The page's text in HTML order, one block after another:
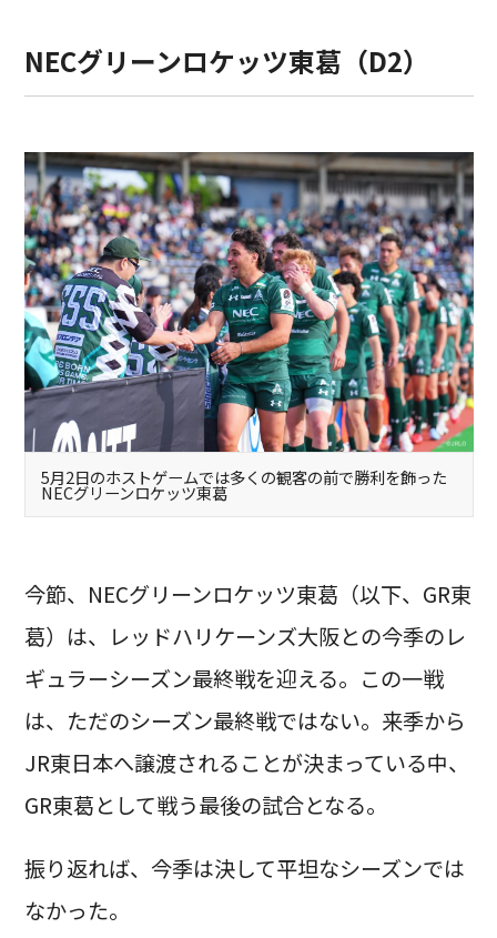
NECグリーンロケッツ東葛（D2）
5月2日のホストゲームでは多くの観客の前で勝利を飾った
NECグリーンロケッツ東葛
今節、NECグリーンロケッツ東葛（以下、GR東
葛）は、レッドハリケーンズ大阪との今季のレ
ギュラーシーズン最終戦を迎える。この一戦
は、ただのシーズン最終戦ではない。来季から
JR東日本へ譲渡されることが決まっている中、
GR東葛として戦う最後の試合となる。
振り返れば、今季は決して平坦なシーズンでは
なかった。